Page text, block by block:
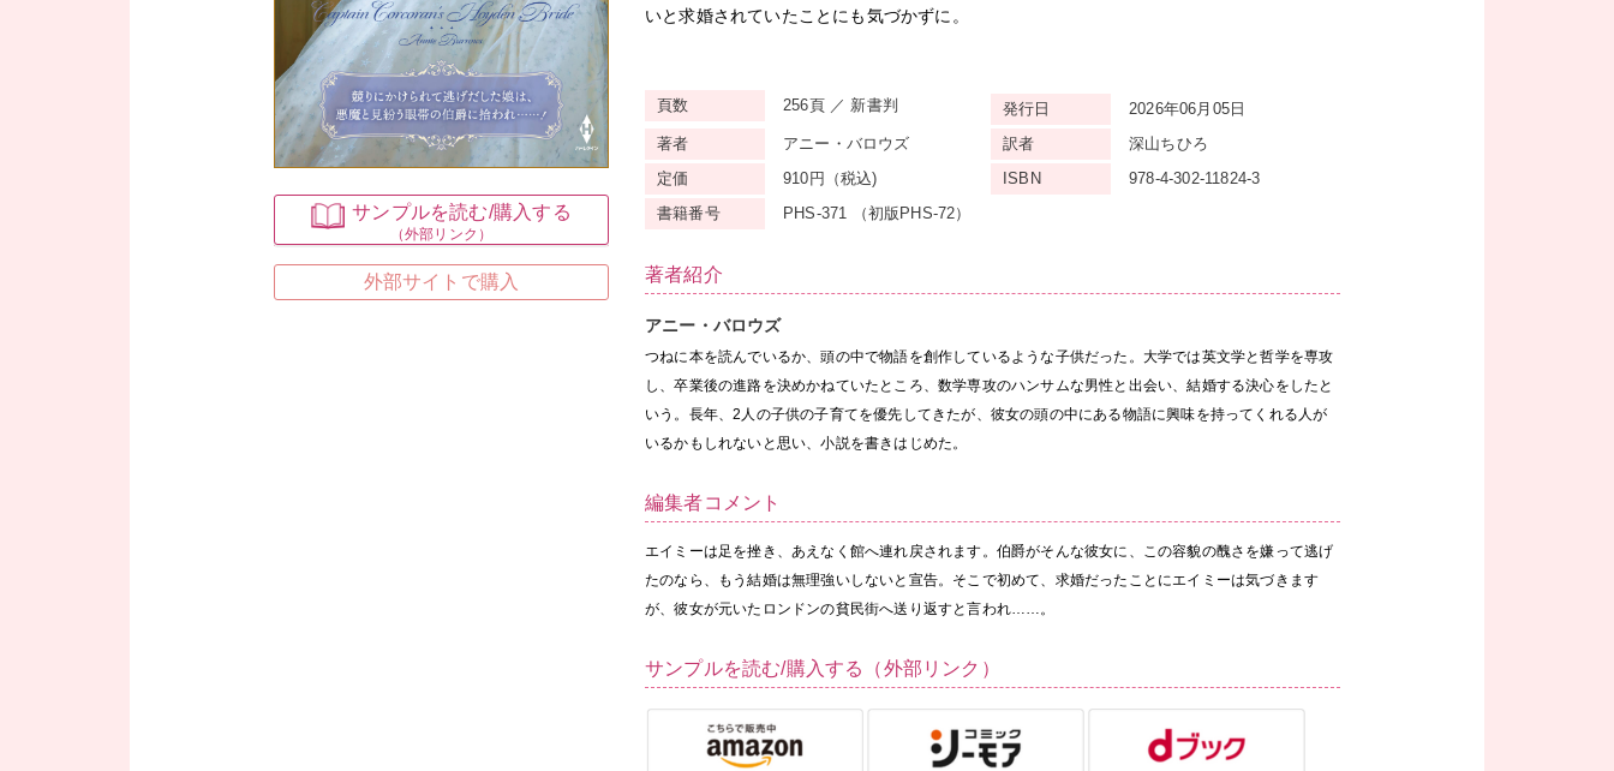
サンプルを読む/購入する
（外部リンク）
外部サイトで購入
いと求婚されていたことにも気づかずに。
頁数 256頁 ／ 新書判 発行日
2026年06月05日
著者
アニー・バロウズ 訳者
深山ちひろ
定価
910円（税込) ISBN
978-4-302-11824-3
書籍番号
PHS-371 （初版PHS-72）
著者紹介
アニー・バロウズ
つねに本を読んでいるか、頭の中で物語を創作しているような子供だった。大学では英文学と哲学を専攻
し、卒業後の進路を決めかねていたところ、数学専攻のハンサムな男性と出会い、結婚する決心をしたと
いう。長年、2人の子供の子育てを優先してきたが、彼女の頭の中にある物語に興味を持ってくれる人が
いるかもしれないと思い、小説を書きはじめた。
編集者コメント
エイミーは足を挫き、あえなく館へ連れ戻されます。伯爵がそんな彼女に、この容貌の醜さを嫌って逃げ
たのなら、もう結婚は無理強いしないと宣告。そこで初めて、求婚だったことにエイミーは気づきます
が、彼女が元いたロンドンの貧民街へ送り返すと言われ……。
サンプルを読む/購入する（外部リンク）